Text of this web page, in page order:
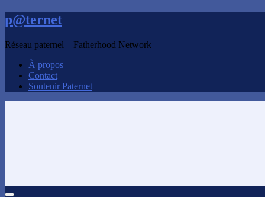
p@ternet
Réseau paternel – Fatherhood Network
À propos
Contact
Soutenir Paternet